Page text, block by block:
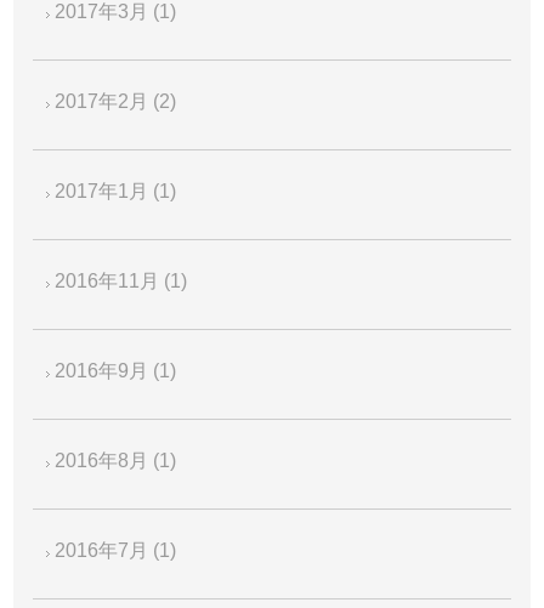
2017年3月 (1)
2017年2月 (2)
2017年1月 (1)
2016年11月 (1)
2016年9月 (1)
2016年8月 (1)
2016年7月 (1)